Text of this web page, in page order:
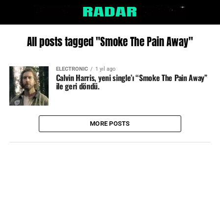
All posts tagged "Smoke The Pain Away"
ELECTRONIC 1 yıl ago
Calvin Harris, yeni single’ı “Smoke The Pain Away”
ile geri döndü.
MORE POSTS